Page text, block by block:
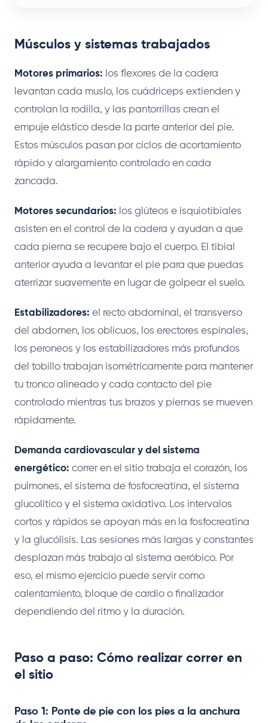
Músculos y sistemas trabajados
Motores primarios: los flexores de la cadera
levantan cada muslo, los cuádriceps extienden y
controlan la rodilla, y las pantorrillas crean el
empuje elástico desde la parte anterior del pie.
Estos músculos pasan por ciclos de acortamiento
rápido y alargamiento controlado en cada
zancada.
Motores secundarios: los glúteos e isquiotibiales
asisten en el control de la cadera y ayudan a que
cada pierna se recupere bajo el cuerpo. El tibial
anterior ayuda a levantar el pie para que puedas
aterrizar suavemente en lugar de golpear el suelo.
Estabilizadores: el recto abdominal, el transverso
del abdomen, los oblicuos, los erectores espinales,
los peroneos y los estabilizadores más profundos
del tobillo trabajan isométricamente para mantener
tu tronco alineado y cada contacto del pie
controlado mientras tus brazos y piernas se mueven
rápidamente.
Demanda cardiovascular y del sistema
energético: correr en el sitio trabaja el corazón, los
pulmones, el sistema de fosfocreatina, el sistema
glucolítico y el sistema oxidativo. Los intervalos
cortos y rápidos se apoyan más en la fosfocreatina
y la glucólisis. Las sesiones más largas y constantes
desplazan más trabajo al sistema aeróbico. Por
eso, el mismo ejercicio puede servir como
calentamiento, bloque de cardio o finalizador
dependiendo del ritmo y la duración.
Paso a paso: Cómo realizar correr en
el sitio
Paso 1: Ponte de pie con los pies a la anchura